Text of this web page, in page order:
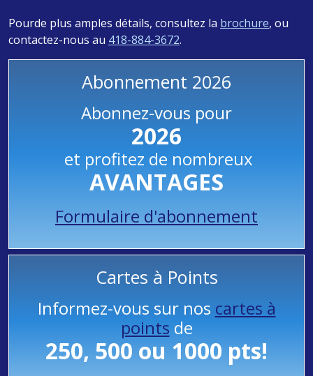
Pourde plus amples détails, consultez la brochure, ou
contactez-nous au 418-884-3672.
Abonnement 2026
Abonnez-vous pour
2026
et profitez de nombreux
AVANTAGES
Formulaire d'abonnement
Cartes à Points
Informez-vous sur nos cartes à
points de
250, 500 ou 1000 pts!